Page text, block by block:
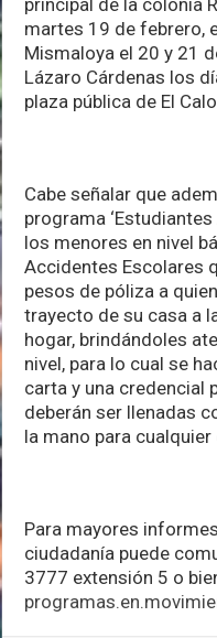
martes 19 de febrero,
Mismaloya el 20 y 21
Lázaro Cárdenas los
plaza pública de El
Cabe señalar que
programa
los menores en nivel
Accidentes Escolares
pesos de póliza a
trayecto de su casa a
hogar, brindándoles
nivel, para lo cual se
carta y una credencial
deberán ser llenadas
la mano para cualquier
Para mayores
ciudadanía puede
3777 extensión 5 o